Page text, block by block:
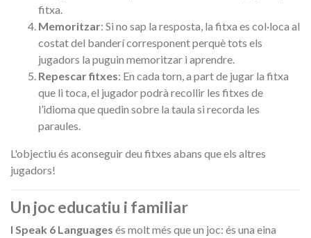
fitxa.
Memoritzar: Si no sap la resposta, la fitxa es col·loca al
costat del banderí corresponent perquè tots els
jugadors la puguin memoritzar i aprendre.
Repescar fitxes: En cada torn, a part de jugar la fitxa
que li toca, el jugador podrà recollir les fitxes de
l’idioma que quedin sobre la taula si recorda les
paraules.
L'objectiu és aconseguir deu fitxes abans que els altres
jugadors!
Un joc educatiu i familiar
I Speak 6 Languages és molt més que un joc: és una eina